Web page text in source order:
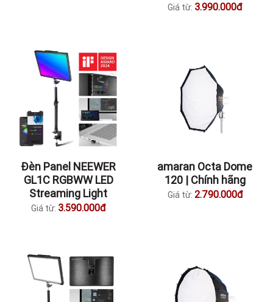
Giá từ: 3.990.000đ
Đèn Panel NEEWER
GL1C RGBWW LED
Streaming Light
Giá từ: 3.590.000đ
amaran Octa Dome
120 | Chính hãng
Giá từ: 2.790.000đ